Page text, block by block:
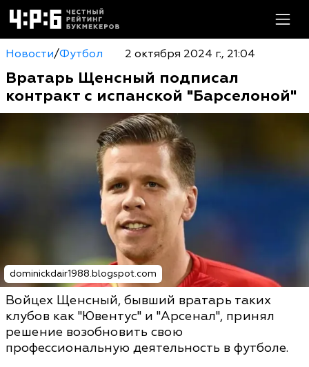
Новости/Футбол 2 октября 2024 г., 21:04
Вратарь Щенсный подписал
контракт с испанской "Барселоной"
dominickdair1988.blogspot.com
Войцех Щенсный, бывший вратарь таких
клубов как "Ювентус" и "Арсенал", принял
решение возобновить свою
профессиональную деятельность в футболе.